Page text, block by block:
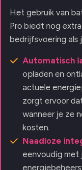
Het gebruik van
Pro biedt nog
bedrijfsvoering als
Automatisch
opladen en
actuele
zorgt ervoor
wanneer je ze
kosten.
Naadloze
eenvoudig met